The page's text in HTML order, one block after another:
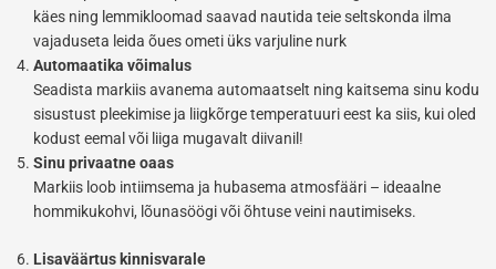
käes ning lemmikloomad saavad nautida teie seltskonda ilma
vajaduseta leida õues ometi üks varjuline nurk
Automaatika võimalus
Seadista markiis avanema automaatselt ning kaitsema sinu kodu
sisustust pleekimise ja liigkõrge temperatuuri eest ka siis, kui oled
kodust eemal või liiga mugavalt diivanil!
Sinu privaatne oaas
Markiis loob intiimsema ja hubasema atmosfääri – ideaalne
hommikukohvi, lõunasöögi või õhtuse veini nautimiseks.
Lisaväärtus kinnisvarale